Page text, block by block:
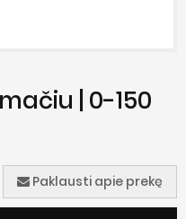
| 0-150
Paklausti apie prekę